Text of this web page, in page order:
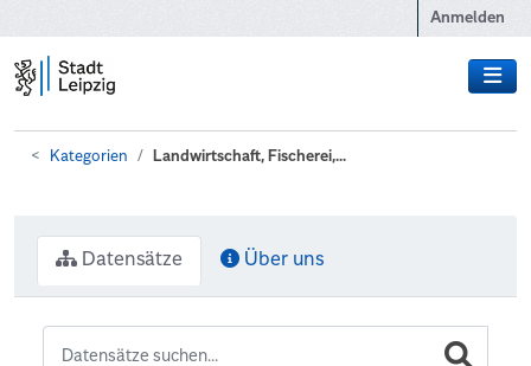
Anmelden
Kategorien Landwirtschaft, Fischerei,...
Datensätze Über uns